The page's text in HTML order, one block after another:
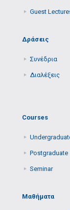
Guest
Δράσεις
Συνέδρια
Διαλέξεις
Courses
Postgraduate
Seminar
Μαθήματα